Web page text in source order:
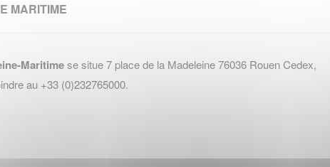
MARITIME
Maritimese situe 7 place de la Madeleine 76036 Rouen Cedex,
au +33 (0)232765000.